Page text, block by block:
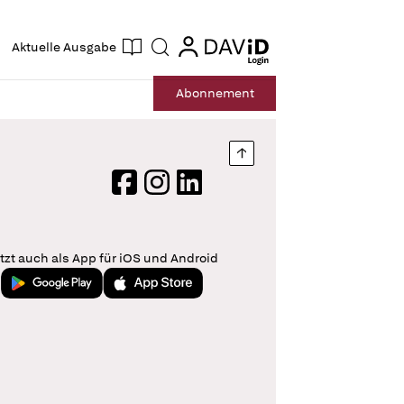
Aktuelle Ausgabe Suche login
login
Abonnement
Nach oben springen
FacebookInstagram
LinkedIn
auch als App für iOS und Android
Jetzt bei Google PlayLaden im App Store